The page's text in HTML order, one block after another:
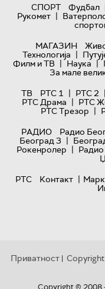
СПОРТ
Фудбал
Рукомет |
МАГАЗИН
Технологијa |
Филм и ТВ | Наука |
За мале
ТВ
РТС 1 | РТС 2 |
РТС Драма | РТС
РТС Трезор |
РАДИО
Радио
Београд 3 |
Рокенролер |
РТС
Контакт |
Приватност | Copyright
Copyright © 2008